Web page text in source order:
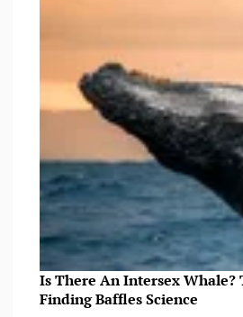
Is There An Intersex Whale?
Finding Baffles Science